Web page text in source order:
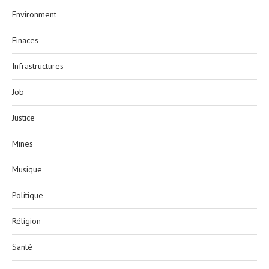
Environment
Finaces
Infrastructures
Job
Justice
Mines
Musique
Politique
Réligion
Santé